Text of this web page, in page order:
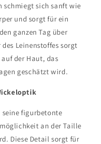
schmiegt sich sanft wie
und sorgt für ein
ganzen Tag über
Leinenstoffes sorgt
der Haut, das
geschätzt wird.
seine figurbetonte
an der Taille
Diese Detail sorgt für